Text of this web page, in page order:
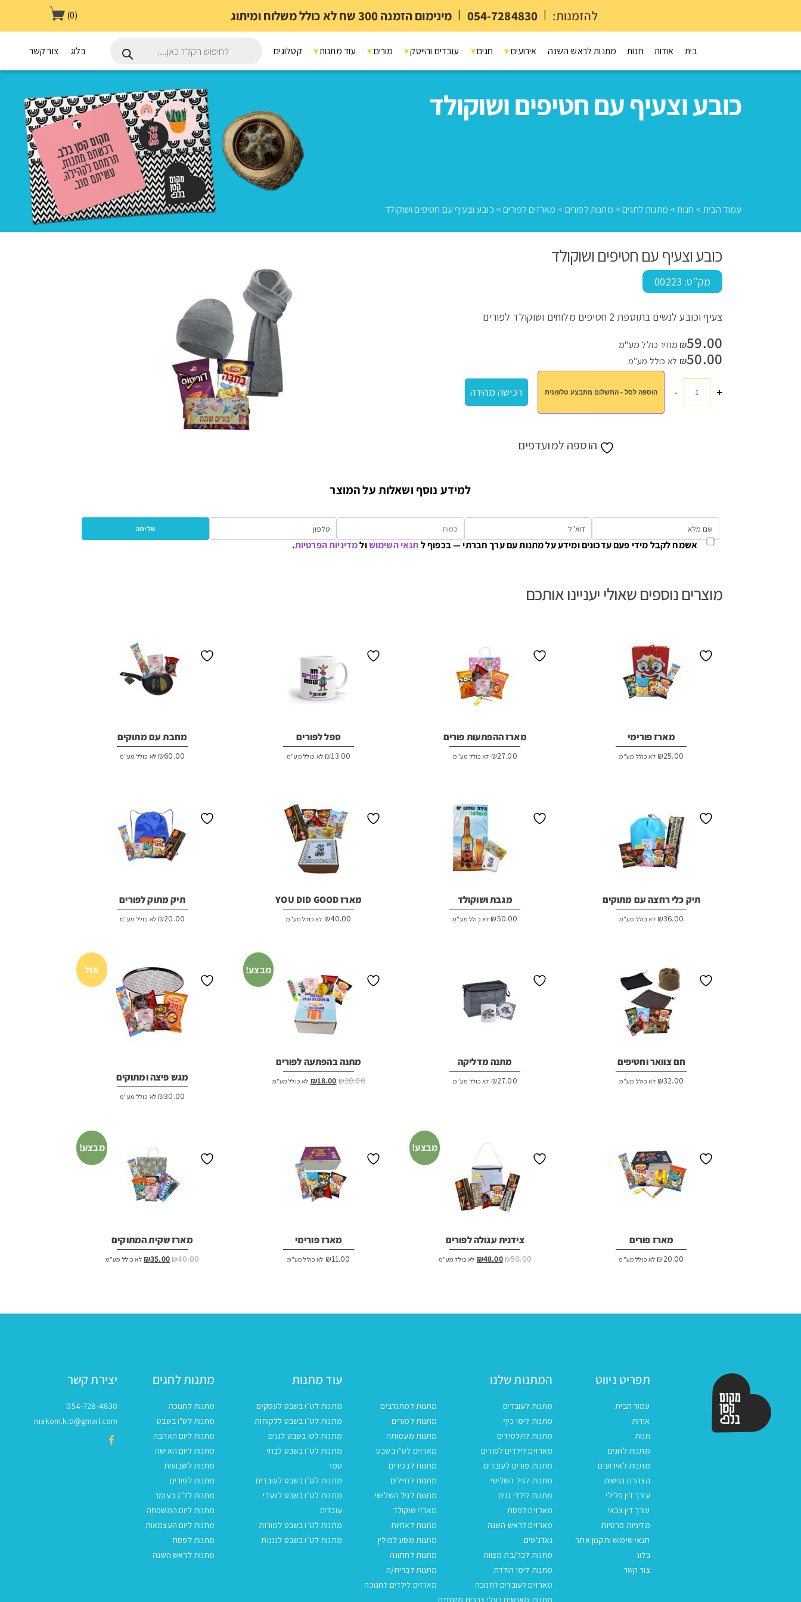
להזמנות: |
054-7284830
| מינימום הזמנה 300 שח לא כולל משלוח ומיתוג (0)
בית אודות חנות מתנות לראש השנה אירועים חגים עובדים והייטק מורים עוד מתנות קטלוגים בלוג צור קשר
כובע וצעיף עם חטיפים ושוקולד
עמוד הבית > חנות> מתנות לחגים> מתנות לפורים > מארזים לפורים> כובע וצעיף עם חטיפים ושוקולד
חנות> מתנות לחגים>מתנות לפורים>מארזים לפורים>כובע וצעיף עם חטיפים ושוקולד
כובע וצעיף עם חטיפים ושוקולד
מק"ט: 00223
צעיף וכובע לנשים בתוספת 2 חטיפים מלוחים ושוקולד לפורים
₪59.00
מחיר כולל מע"מ
₪50.00 לא כולל מע"מ
+כמות
- הוספה לסל - התשלום מתבצע טלפונית רכישה מהירה
הוספה למועדפים
למידע נוסף ושאלות על המוצר
אשמח לקבל מידי פעם עדכונים ומידע על מתנות עם ערך חברתי — בכפוף לתנאי השימושולמדיניות הפרטיות.
מוצרים נוספים שאולי יעניינו אותכם
מארז פורימי
₪25.00 לא כולל מע"מ
מארז ההפתעות פורים
₪27.00 לא כולל מע"מ
ספל לפורים
₪13.00 לא כולל מע"מ
מחבת עם מתוקים
₪60.00 לא כולל מע"מ
תיק כלי רחצה עם מתוקים
₪36.00 לא כולל מע"מ
מגבת ושוקולד
₪50.00 לא כולל מע"מ
מארז YOU DID GOOD
₪40.00 לא כולל מע"מ
תיק מתוק לפורים
₪20.00 לא כולל מע"מ
חם צוואר וחטיפים
₪32.00 לא כולל מע"מ
מתנה מדליקה
₪27.00 לא כולל מע"מ
מבצע!
מתנה בהפתעה לפורים
₪20.00
המחיר₪18.00 המחיר
לא כולל מע"מ
אזל
מגש פיצה ומתוקים
₪30.00 לא כולל מע"מ
מארז פורים
₪20.00 לא כולל מע"מ
מבצע!
צידנית עגולה לפורים
₪50.00
המחיר₪48.00 המחיר
לא כולל מע"מ
מארז פורימי
₪11.00 לא כולל מע"מ
מבצע!
מארז שקית המתוקים
₪40.00
המחיר₪35.00 המחיר
לא כולל מע"מ
תפריט ניווט
עמוד הבית
אודות
חנות
מתנות לחגים
מתנות לאירועים
הצהרת נגישות
עורך דין פלילי
עורך דין צבאי
מדיניות פרטיות
תנאי שימוש ותקנון אתר
בלוג
צור קשר
המתנות שלנו
מתנות לעובדים
מתנות למתנדבים
מתנות לימי כיף
מתנות למורים
מתנות לתלמידים
מתנות מעמותה
מארזים לילדים לפורים
מארזים לט"ו בשבט
מתנות פורים לעובדים
מתנות לבכירים
מתנות לגיל השלישי
מתנות לחיילים
מתנות לילדי גנים
מתנות לגיל השלישי
מארזים לפסח
מארזי שוקולד
מארזים לראש השנה
מתנות לאחיות
גאדג'טים
מתנות מסע לפולין
מתנות לבר/בת מצווה
מתנות לחתונה
מתנות לימי הולדת
מתנות לברית/ה
מארזים לעובדים לחנוכה
מארזים לילדים לחנוכה
מתנות מאנשים בעלי צרכים מיוחדים
עוד מתנות
מתנות לט"ו בשבט לעסקים
מתנות לט"ו בשבט ללקוחות
מתנות לטו בשבט לגנים
מתנות לט"ו בשבט לבתי
ספר
מתנות לט"ו בשבט לעובדים
מתנות לט"ו בשבט לוועדי
עובדים
מתנות לט״ו בשבט למורות
מתנות לט״ו בשבט לגננות
מתנות לחגים
מתנות לחנוכה
מתנות לט"ו בשבט
מתנות ליום האהבה
מתנות ליום האישה
מתנות לשבועות
מתנות לפורים
מתנות לל"ג בעומר
מתנות ליום המשפחה
מתנות ליום העצמאות
מתנות לפסח
מתנות לראש השנה
יצירת קשר
054-728-4830
makom.k.b@gmail.com